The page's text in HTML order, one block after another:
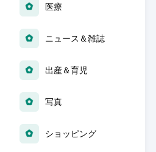
医療
ニュース＆雑誌
出産＆育児
写真
ショッピング